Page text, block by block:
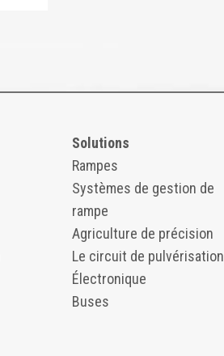
Solutions
Rampes
Systèmes de gestion de
rampe
Agriculture de précision
Le circuit de pulvérisation
Électronique
Buses